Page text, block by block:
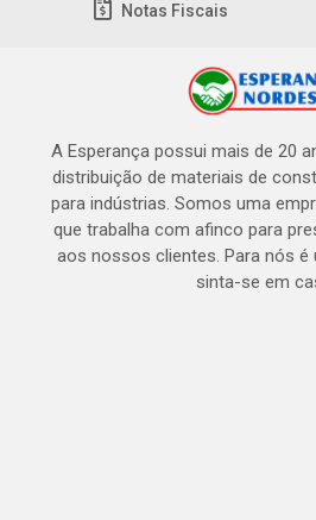
Notas Fiscais
A Esperança possui mais de 20
distribuição de materiais de
para indústrias. Somos uma
que trabalha com afinco para
aos nossos clientes. Para nós é
sinta-se em